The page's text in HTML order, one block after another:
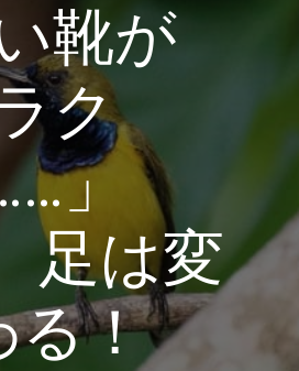
靴が
ク
」
は変
る！